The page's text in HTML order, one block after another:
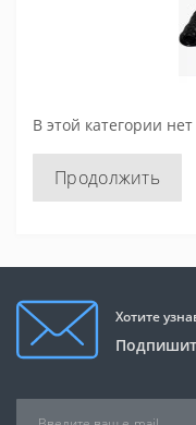
В этой категории
Продолжить
Хотите